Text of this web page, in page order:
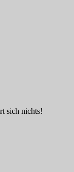
sich nichts!